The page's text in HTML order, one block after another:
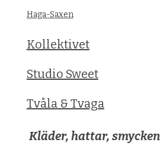
Haga-Saxen
Kollektivet
Studio Sweet
Tvåla & Tvaga
Kläder, hattar, smycken